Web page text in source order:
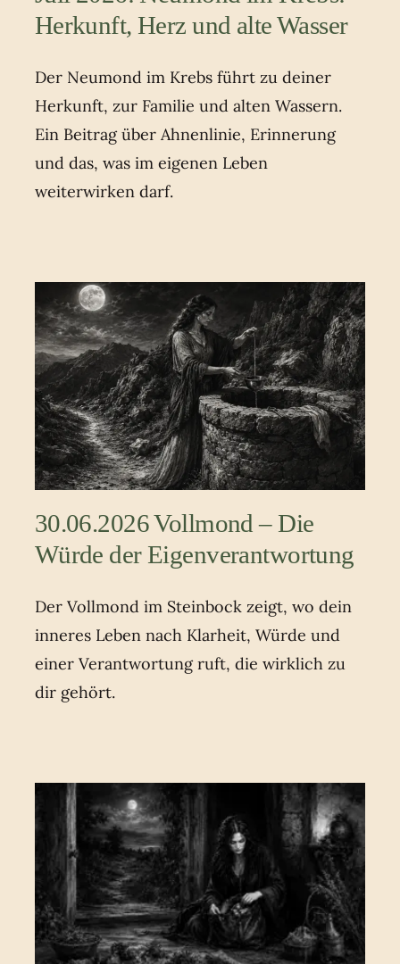
Herkunft, Herz und alte Wasser
Der Neumond im Krebs führt zu deiner
Herkunft, zur Familie und alten Wassern.
Ein Beitrag über Ahnenlinie, Erinnerung
und das, was im eigenen Leben
weiterwirken darf.
30.06.2026 Vollmond – Die
Würde der Eigenverantwortung
Der Vollmond im Steinbock zeigt, wo dein
inneres Leben nach Klarheit, Würde und
einer Verantwortung ruft, die wirklich zu
dir gehört.